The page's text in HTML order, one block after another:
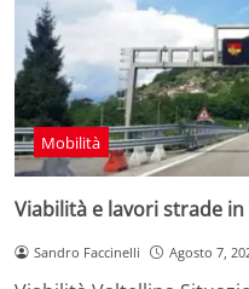
Mobilità
Viabilità e lavori strade
Sandro Faccinelli Agosto 7,